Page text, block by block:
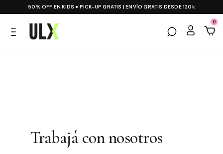
50% OFF EN KIDS ● PICK-UP GRATIS | ENVÍO GRATIS DESDE 120k
0
Trabajá con nosotros